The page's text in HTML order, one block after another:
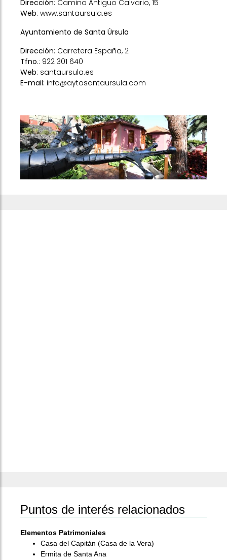
Dirección: Camino Antiguo Calvario, 15
Web: www.santaursula.es
Ayuntamiento de Santa Úrsula
Dirección: Carretera España, 2
Tfno.: 922 301 640
Web: santaursula.es
E-mail: info@aytosantaursula.com
Previous Next
Puntos de interés relacionados
Elementos Patrimoniales
Casa del Capitán (Casa de la Vera)
Ermita de Santa Ana